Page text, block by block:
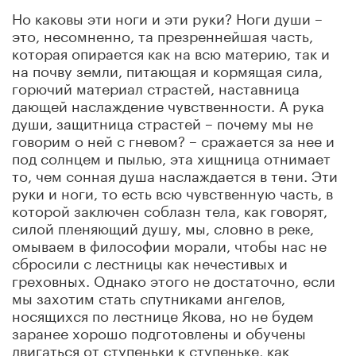
Но каковы эти ноги и эти руки? Ноги души –
это, несомненно, та презреннейшая часть,
которая опирается как на всю материю, так и
на почву земли, питающая и кормящая сила,
горючий материал страстей, наставница
дающей наслаждение чувственности. А рука
души, защитница страстей – почему мы не
говорим о ней с гневом? – сражается за нее и
под солнцем и пылью, эта хищница отнимает
то, чем сонная душа наслаждается в тени. Эти
руки и ноги, то есть всю чувственную часть, в
которой заключен соблазн тела, как говорят,
силой пленяющий душу, мы, словно в реке,
омываем в философии морали, чтобы нас не
сбросили с лестницы как нечестивых и
греховных. Однако этого не достаточно, если
мы захотим стать спутниками ангелов,
носящихся по лестнице Якова, но не будем
заранее хорошо подготовлены и обучены
двигаться от ступеньки к ступеньке, как